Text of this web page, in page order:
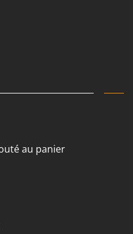
au panier